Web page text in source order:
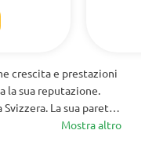
crescita e prestazioni
la sua reputazione.
La sua parete
steli a causa della
Mostra altro